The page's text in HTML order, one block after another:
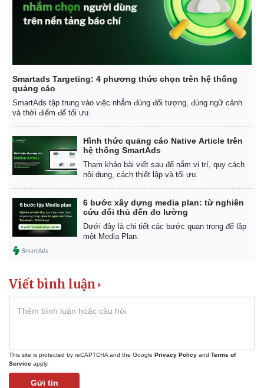
Smartads Targeting: 4 phương thức chọn trên hệ thống
quảng cáo
SmartAds tập trung vào việc nhắm đúng đối tượng, đúng ngữ cảnh
và thời điểm để tối ưu.
Hình thức quảng cáo Native Article trên
hệ thống SmartAds
Tham khảo bài viết sau để nắm vị trí, quy cách
nội dung, cách thiết lập và tối ưu.
6 bước xây dựng media plan: từ nghiên
cứu đối thủ đến đo lường
Dưới đây là chi tiết các bước quan trọng để lập
một Media Plan.
Viết bình luận
This site is protected by reCAPTCHA and the Google Privacy Policy and Terms of
Service apply.
Gửi tin